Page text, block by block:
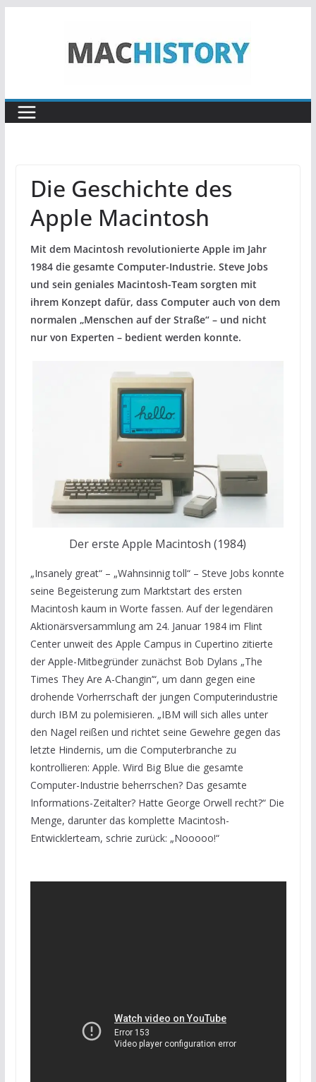
Die Geschichte des
Apple Macintosh
Mit dem Macintosh revolutionierte Apple im Jahr
1984 die gesamte Computer-Industrie. Steve Jobs
und sein geniales Macintosh-Team sorgten mit
ihrem Konzept dafür, dass Computer auch von dem
normalen „Menschen auf der Straße“ – und nicht
nur von Experten – bedient werden konnte.
Der erste Apple Macintosh (1984)
„Insanely great“ – „Wahnsinnig toll“ – Steve Jobs konnte
seine Begeisterung zum Marktstart des ersten
Macintosh kaum in Worte fassen. Auf der legendären
Aktionärsversammlung am 24. Januar 1984 im Flint
Center unweit des Apple Campus in Cupertino zitierte
der Apple-Mitbegründer zunächst Bob Dylans „The
Times They Are A-Changin’“, um dann gegen eine
drohende Vorherrschaft der jungen Computerindustrie
durch IBM zu polemisieren. „IBM will sich alles unter
den Nagel reißen und richtet seine Gewehre gegen das
letzte Hindernis, um die Computerbranche zu
kontrollieren: Apple. Wird Big Blue die gesamte
Computer-Industrie beherrschen? Das gesamte
Informations-Zeitalter? Hatte George Orwell recht?“ Die
Menge, darunter das komplette Macintosh-
Entwicklerteam, schrie zurück: „Nooooo!“